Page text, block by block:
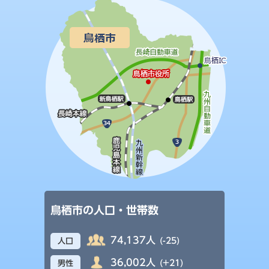
鳥栖市の人口・世帯数
人口 74,137人 (-25)
男性 36,002人 (+21)